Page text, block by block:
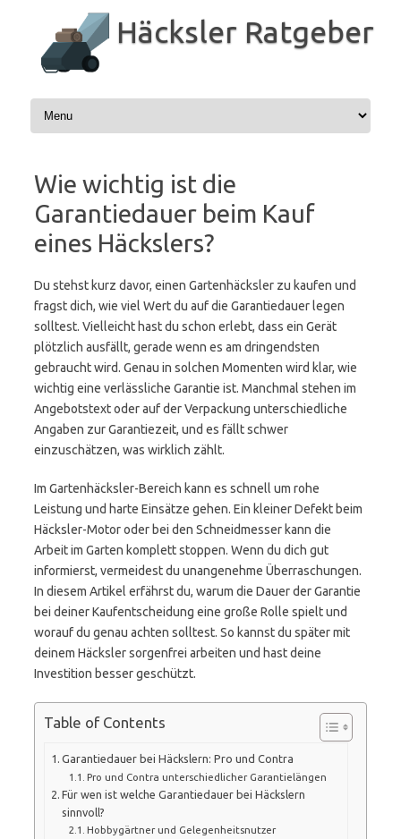
springen
Häcksler Ratgeber
Wie wichtig ist die
Garantiedauer beim Kauf
eines Häckslers?
Du stehst kurz davor, einen Gartenhäcksler zu kaufen und
fragst dich, wie viel Wert du auf die Garantiedauer legen
solltest. Vielleicht hast du schon erlebt, dass ein Gerät
plötzlich ausfällt, gerade wenn es am dringendsten
gebraucht wird. Genau in solchen Momenten wird klar, wie
wichtig eine verlässliche Garantie ist. Manchmal stehen im
Angebotstext oder auf der Verpackung unterschiedliche
Angaben zur Garantiezeit, und es fällt schwer
einzuschätzen, was wirklich zählt.
Im Gartenhäcksler-Bereich kann es schnell um rohe
Leistung und harte Einsätze gehen. Ein kleiner Defekt beim
Häcksler-Motor oder bei den Schneidmesser kann die
Arbeit im Garten komplett stoppen. Wenn du dich gut
informierst, vermeidest du unangenehme Überraschungen.
In diesem Artikel erfährst du, warum die Dauer der Garantie
bei deiner Kaufentscheidung eine große Rolle spielt und
worauf du genau achten solltest. So kannst du später mit
deinem Häcksler sorgenfrei arbeiten und hast deine
Investition besser geschützt.
Table of Contents
Garantiedauer bei Häckslern: Pro und Contra
Pro und Contra unterschiedlicher Garantielängen
Für wen ist welche Garantiedauer bei Häckslern
sinnvoll?
Hobbygärtner und Gelegenheitsnutzer